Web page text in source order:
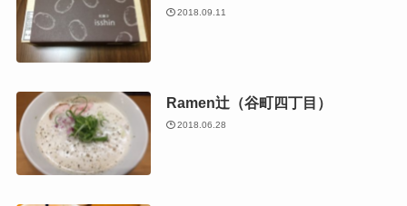
2018.09.11
Ramen辻（谷町四丁目）
2018.06.28